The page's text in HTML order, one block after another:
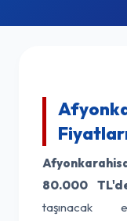
80.000
taşınacak